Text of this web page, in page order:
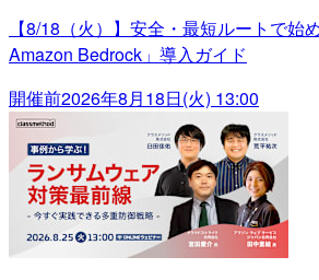
【8/18（火）】安全・最短ルートで始
Amazon Bedrock」導入ガイド
開催前2026年8月18日(火) 13:00